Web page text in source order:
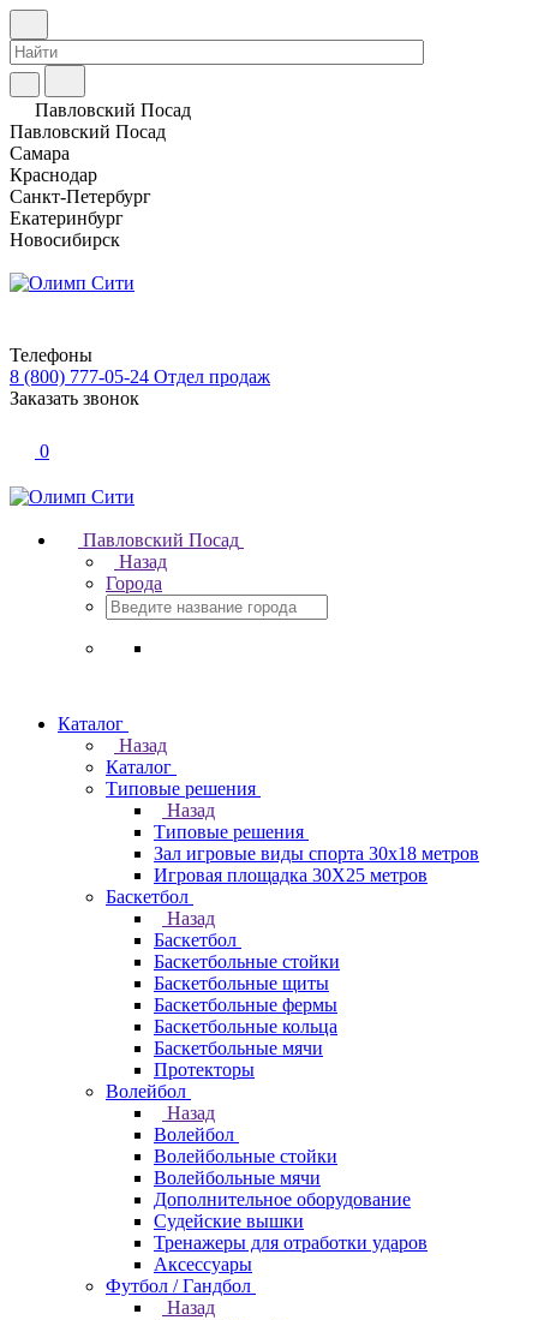
Павловский Посад
Павловский Посад
Самара
Краснодар
Санкт-Петербург
Екатеринбург
Новосибирск
Телефоны
8 (800) 777-05-24 Отдел продаж
Заказать звонок
0
Павловский Посад
Назад
Города
Каталог
Назад
Каталог
Типовые решения
Назад
Типовые решения
Зал игровые виды спорта 30x18 метров
Игровая площадка 30Х25 метров
Баскетбол
Назад
Баскетбол
Баскетбольные стойки
Баскетбольные щиты
Баскетбольные фермы
Баскетбольные кольца
Баскетбольные мячи
Протекторы
Волейбол
Назад
Волейбол
Волейбольные стойки
Волейбольные мячи
Дополнительное оборудование
Судейские вышки
Тренажеры для отработки ударов
Аксессуары
Футбол / Гандбол
Назад